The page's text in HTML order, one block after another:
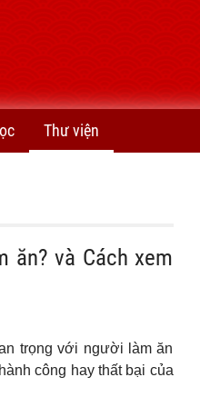
Thư viện
ăn? và Cách xem
trọng với người làm ăn
công hay thất bại của